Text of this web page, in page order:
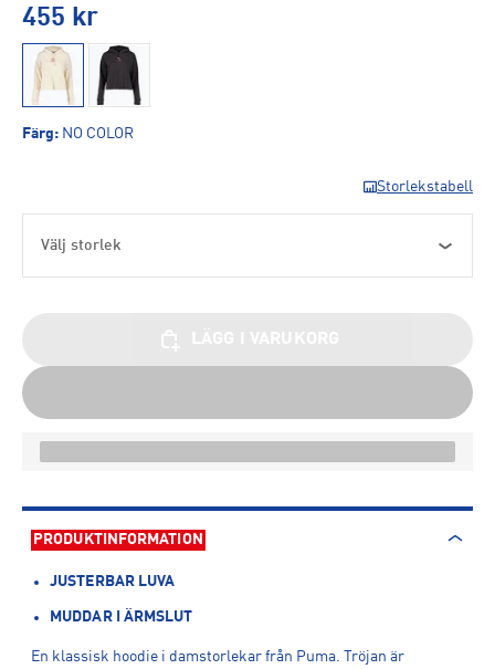
455 kr
Färg: NO COLOR
Storlekstabell
Välj storlek
PRODUKTINFORMATION
JUSTERBAR LUVA
MUDDAR I ÄRMSLUT
En klassisk hoodie i damstorlekar från Puma. Tröjan är